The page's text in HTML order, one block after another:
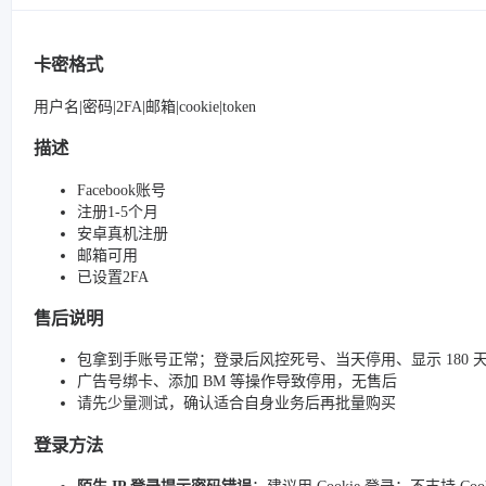
卡密格式
用户名|密码|2FA|邮箱|cookie|token
描述
Facebook账号
注册1-5个月
安卓真机注册
邮箱可用
已设置2FA
售后说明
包拿到手账号正常；登录后风控死号、当天停用、显示 180
广告号绑卡、添加 BM 等操作导致停用，无售后
请先少量测试，确认适合自身业务后再批量购买
登录方法